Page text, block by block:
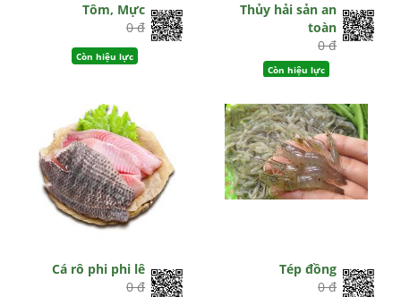
Tôm, Mực
0 đ
Còn hiệu lực
Thủy hải sản an
toàn
0 đ
Còn hiệu lực
Cá rô phi phi lê
0 đ
Tép đồng
0 đ